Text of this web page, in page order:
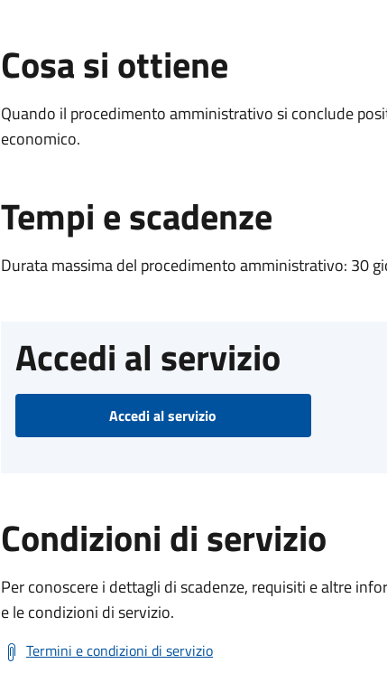
Cosa si ottiene
Quando il procedimento amministrativo si conclude
economico.
Tempi e scadenze
Durata massima del procedimento amministrativo: 30
Accedi al servizio
Accedi al servizio
Condizioni di servizio
Per conoscere i dettagli di scadenze, requisiti e altre
e le condizioni di servizio.
Termini e condizioni di servizio